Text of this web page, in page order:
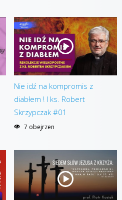
Nie idź na kompromis z
diabłem ! I ks. Robert
Skrzypczak #01
7 obejrzen